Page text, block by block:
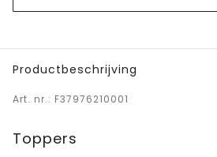
Productbeschrijving
Art. nr.: F37976210001
Toppers